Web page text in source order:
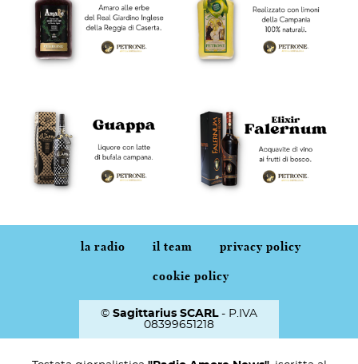
la radio il team privacy policy
cookie policy
© Sagittarius SCARL- P.IVA
08399651218